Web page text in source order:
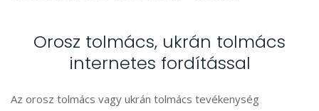
Orosz tolmács, ukrán tolmács
internetes fordítással
Az orosz tolmács vagy ukrán tolmács tevékenység